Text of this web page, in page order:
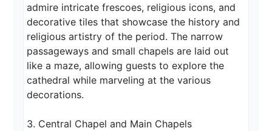
admire intricate frescoes, religious icons, and
decorative tiles that showcase the history and
religious artistry of the period. The narrow
passageways and small chapels are laid out
like a maze, allowing guests to explore the
cathedral while marveling at the various
decorations.
3. Central Chapel and Main Chapels